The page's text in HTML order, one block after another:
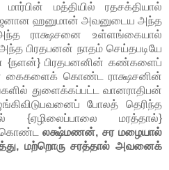
மத்தியில் ரதசக்தியால்
ஹனுமான் அவனுடைய அந்த
ராக்ஷசனை உள்ளங்கையால்
பிரதபனன் நாதம் செய்தபடியே
{நளன்} பிரதபனனின் கண்களைப்
கைகளைக் கொண்ட ராக்ஷசனின்
துளைக்கப்பட்ட வானராதிபன்
போலத் தெரிந்த
{ஏழிலைப்பாலை மரத்தால்}
கொண்டலக்ஷ்மணன், சர மழையால்
மற்றொரு சரத்தால் அவனைக்